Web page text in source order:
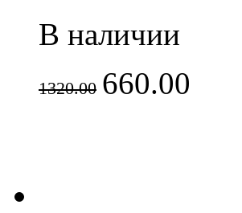
В наличии
1320.00 660.00